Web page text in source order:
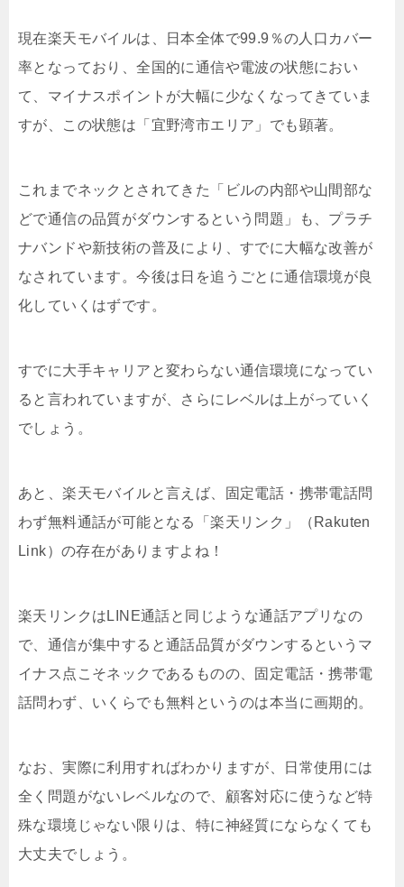
現在楽天モバイルは、日本全体で99.9％の人口カバー
率となっており、全国的に通信や電波の状態におい
て、マイナスポイントが大幅に少なくなってきていま
すが、この状態は「宜野湾市エリア」でも顕著。
これまでネックとされてきた「ビルの内部や山間部な
どで通信の品質がダウンするという問題」も、プラチ
ナバンドや新技術の普及により、すでに大幅な改善が
なされています。今後は日を追うごとに通信環境が良
化していくはずです。
すでに大手キャリアと変わらない通信環境になってい
ると言われていますが、さらにレベルは上がっていく
でしょう。
あと、楽天モバイルと言えば、固定電話・携帯電話問
わず無料通話が可能となる「楽天リンク」（Rakuten
Link）の存在がありますよね！
楽天リンクはLINE通話と同じような通話アプリなの
で、通信が集中すると通話品質がダウンするというマ
イナス点こそネックであるものの、固定電話・携帯電
話問わず、いくらでも無料というのは本当に画期的。
なお、実際に利用すればわかりますが、日常使用には
全く問題がないレベルなので、顧客対応に使うなど特
殊な環境じゃない限りは、特に神経質にならなくても
大丈夫でしょう。